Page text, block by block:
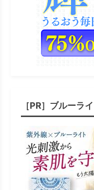
［PR］ブルーラ